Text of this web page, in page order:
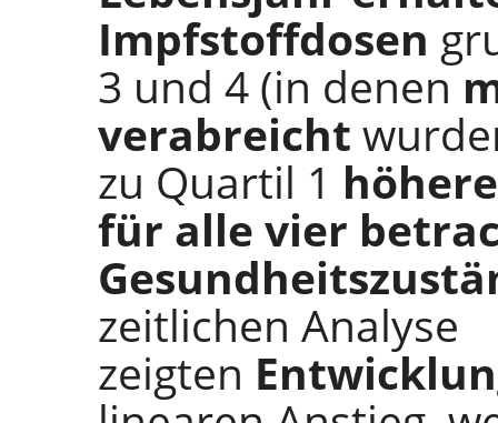
Impfstoffdosen
3 und 4 (in denen
verabreicht
zu Quartil 1
für alle vier
zeitlichen Analyse
zeigten